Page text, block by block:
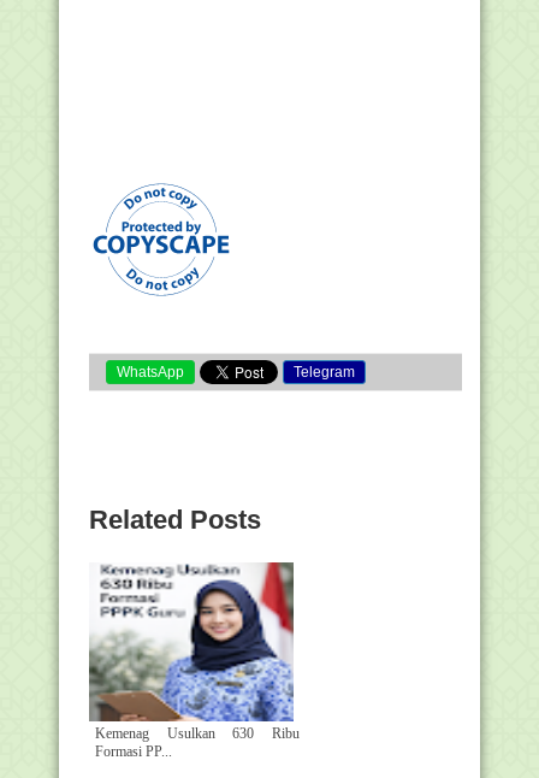
WhatsApp Telegram
Related Posts
Kemenag Usulkan 630 Ribu
Formasi PP...